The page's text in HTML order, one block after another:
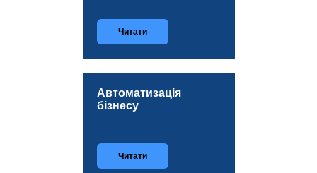
Читати
Автоматизація
бізнесу
Читати